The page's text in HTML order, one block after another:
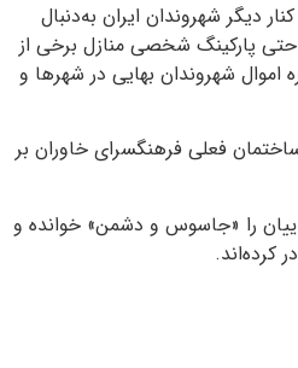
دیگر شهروندان ایران به‌دنبال
پارکینگ شخصی منازل برخی از
اموال شهروندان بهایی در شهرها و
فعلی فرهنگسرای خاوران بر
را «جاسوس و دشمن» خوانده‌ و
کرده‌‌اند.